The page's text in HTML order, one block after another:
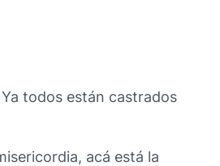
todos están castrados
acá está la